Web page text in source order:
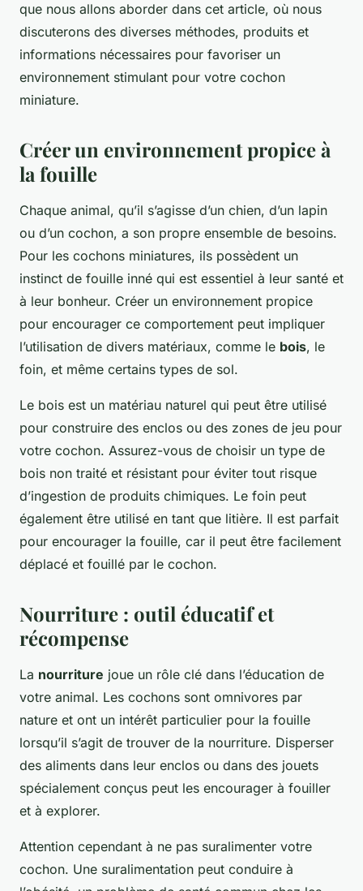
que nous allons aborder dans cet article, où nous
discuterons des diverses méthodes, produits et
informations nécessaires pour favoriser un
environnement stimulant pour votre cochon
miniature.
Créer un environnement propice à
la fouille
Chaque animal, qu’il s’agisse d’un chien, d’un lapin
ou d’un cochon, a son propre ensemble de besoins.
Pour les cochons miniatures, ils possèdent un
instinct de fouille inné qui est essentiel à leur santé et
à leur bonheur. Créer un environnement propice
pour encourager ce comportement peut impliquer
l’utilisation de divers matériaux, comme le bois, le
foin, et même certains types de sol.
Le bois est un matériau naturel qui peut être utilisé
pour construire des enclos ou des zones de jeu pour
votre cochon. Assurez-vous de choisir un type de
bois non traité et résistant pour éviter tout risque
d’ingestion de produits chimiques. Le foin peut
également être utilisé en tant que litière. Il est parfait
pour encourager la fouille, car il peut être facilement
déplacé et fouillé par le cochon.
Nourriture : outil éducatif et
récompense
La nourriture joue un rôle clé dans l’éducation de
votre animal. Les cochons sont omnivores par
nature et ont un intérêt particulier pour la fouille
lorsqu’il s’agit de trouver de la nourriture. Disperser
des aliments dans leur enclos ou dans des jouets
spécialement conçus peut les encourager à fouiller
et à explorer.
Attention cependant à ne pas suralimenter votre
cochon. Une suralimentation peut conduire à